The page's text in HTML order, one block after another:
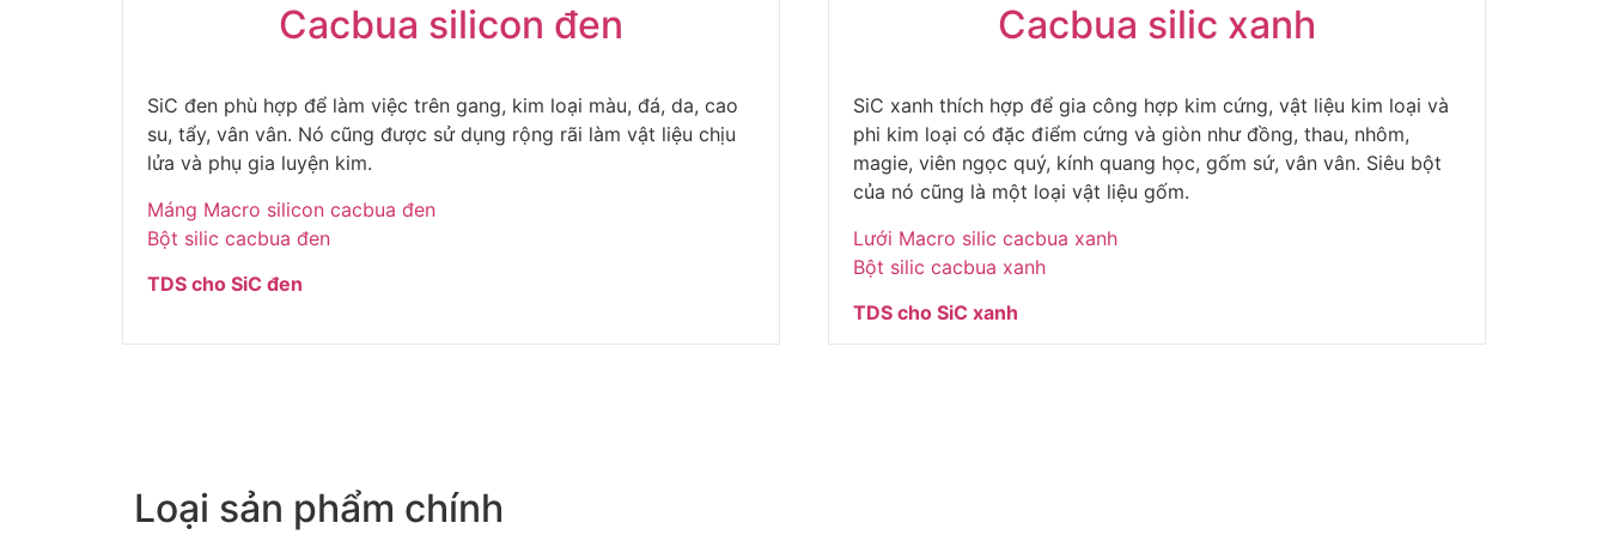
Cacbua silicon đen
SiC đen phù hợp để làm việc trên gang, kim loại màu, đá, da, cao
su, tẩy, vân vân. Nó cũng được sử dụng rộng rãi làm vật liệu chịu
lửa và phụ gia luyện kim.
Máng Macro silicon cacbua đen
Bột silic cacbua đen
TDS cho SiC đen
Cacbua silic xanh
SiC xanh thích hợp để gia công hợp kim cứng, vật liệu kim loại và
phi kim loại có đặc điểm cứng và giòn như đồng, thau, nhôm,
magie, viên ngọc quý, kính quang học, gốm sứ, vân vân. Siêu bột
của nó cũng là một loại vật liệu gốm.
Lưới Macro silic cacbua xanh
Bột silic cacbua xanh
TDS cho SiC xanh
Loại sản phẩm chính